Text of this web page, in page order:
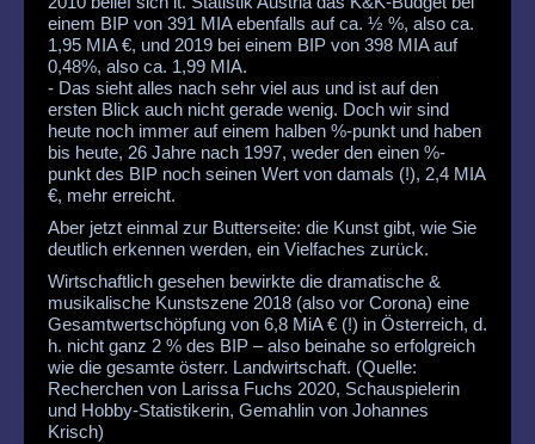
einem BIP von 391 MIA ebenfalls auf ca. ½ %, also ca.
1,95 MIA €, und 2019 bei einem BIP von 398 MIA auf
0,48%, also ca. 1,99 MIA.
- Das sieht alles nach sehr viel aus und ist auf den
ersten Blick auch nicht gerade wenig. Doch wir sind
heute noch immer auf einem halben %-punkt und haben
bis heute, 26 Jahre nach 1997, weder den einen %-
punkt des BIP noch seinen Wert von damals (!), 2,4 MIA
€, mehr erreicht.
Aber jetzt einmal zur Butterseite: die Kunst gibt, wie Sie
deutlich erkennen werden, ein Vielfaches zurück.
Wirtschaftlich gesehen bewirkte die dramatische &
musikalische Kunstszene 2018 (also vor Corona) eine
Gesamtwertschöpfung von 6,8 MiA € (!) in Österreich, d.
h. nicht ganz 2 % des BIP – also beinahe so erfolgreich
wie die gesamte österr. Landwirtschaft. (Quelle:
Recherchen von Larissa Fuchs 2020, Schauspielerin
und Hobby-Statistikerin, Gemahlin von Johannes
Krisch)